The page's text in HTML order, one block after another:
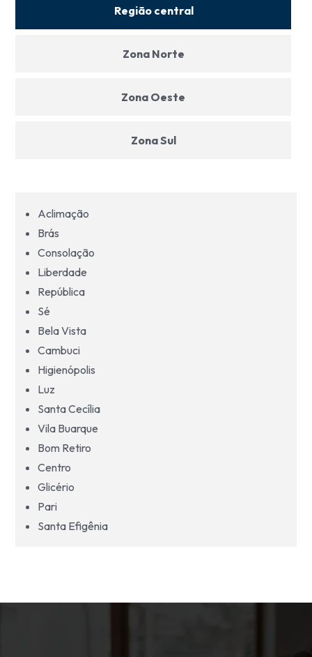
Região central
Zona Norte
Zona Oeste
Zona Sul
Aclimação
Brás
Consolação
Liberdade
República
Sé
Bela Vista
Cambuci
Higienópolis
Luz
Santa Cecília
Vila Buarque
Bom Retiro
Centro
Glicério
Pari
Santa Efigênia